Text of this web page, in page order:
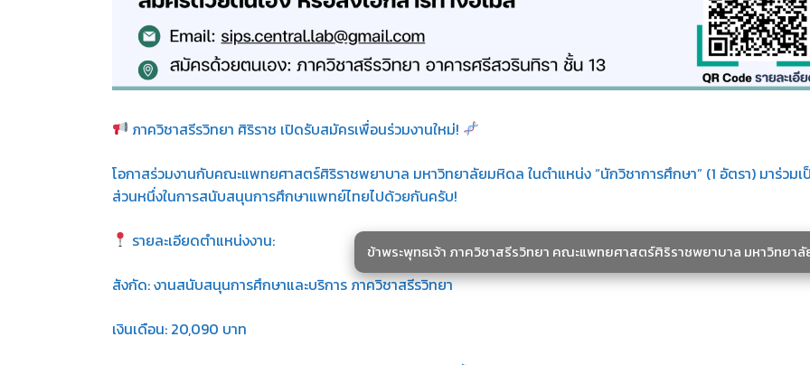
ข้าพระพุทธเจ้า ภาควิชาสรีรวิทยา คณะแพทยศาสตร์ศิริราชพยาบาล มหาวิทยา
ภาควิชาสรีรวิทยา ศิริราช เปิดรับสมัครเพื่อนร่วมงานใหม่!
โอกาสร่วมงานกับคณะแพทยศาสตร์ศิริราชพยาบาล มหาวิทยาลัยมหิดล ในตำแหน่ง “นักวิชาการศึกษา” (1 อัตรา) มาร่วมเ
ส่วนหนึ่งในการสนับสนุนการศึกษาแพทย์ไทยไปด้วยกันครับ!
รายละเอียดตำแหน่งงาน:
สังกัด: งานสนับสนุนการศึกษาและบริการ ภาควิชาสรีรวิทยา
เงินเดือน: 20,090 บาท